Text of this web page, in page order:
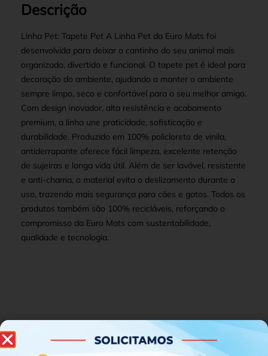
Descrição
Linha Pet: Tapete Pet A Linha Pet da Euro Mats foi
desenvolvida para deixar o cantinho do seu animal mais
organizado, divertido e funcional. O tapete pet é ideal para
decoração do ambiente, ajudando a manter o ambiente
sempre limpo, seco e confortável para o seu melhor amigo.
Com design inovador, alta resistência e acabamento
premium, a linha une praticidade, sofisticação e
durabilidade. Produzido em 100% policloreto de vinila,
antiderrapante oferece fácil limpeza, excelente retenção
de sujeiras e longa vida útil. Além de ser lavável, resistente
e anti-chama, o material evita o deslizamento durante o
uso, trazendo mais segurança para cães e gatos. Todos os
produtos também são 100% recicláveis, reforçando o
compromisso da Euro Mats com sustentabilidade,
qualidade e tecnologia.